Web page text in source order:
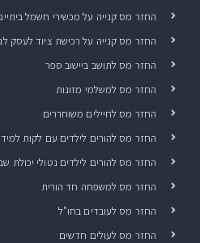
החזר מס קנייה על מכשירי חשמל
החזר מס קנייה על רכישת ציוד לעסק
החזר מס לתושב ביישוב ספר
החזר מס למשלמי מזונות
החזר מס לחיילים משוחררים
החזר מס להורים לילדים עם לקות
החזר מס להורים לילדים נטולי יכולת
החזר מס למשפחה חד הורית
החזר מס לעובדים בחו"ל
החזר מס לעולים חדשים